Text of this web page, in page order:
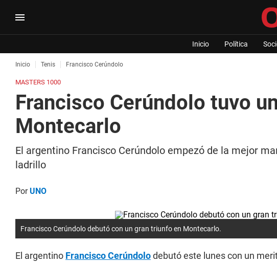
Inicio Política
Inicio Tenis Francisco Cerúndolo
MASTERS 1000
Francisco Cerúndolo tuvo
Montecarlo
El argentino Francisco Cerúndolo empezó de la mejor
ladrillo
PorUNO
Francisco Cerúndolo debutó con un gran triunfo en Montecarlo.
El argentino Francisco Cerúndolodebutó este lunes con un